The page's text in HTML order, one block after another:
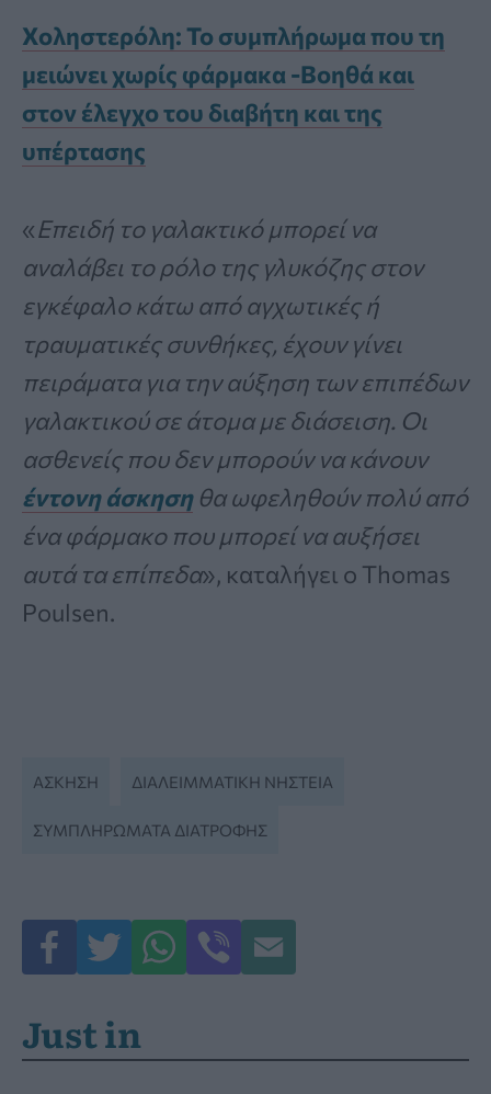
Χοληστερόλη: Το συμπλήρωμα που τη
μειώνει χωρίς φάρμακα -Βοηθά και
στον έλεγχο του διαβήτη και της
υπέρτασης
«Επειδή το γαλακτικό μπορεί να
αναλάβει το ρόλο της γλυκόζης στον
εγκέφαλο κάτω από αγχωτικές ή
τραυματικές συνθήκες, έχουν γίνει
πειράματα για την αύξηση των επιπέδων
γαλακτικού σε άτομα με διάσειση. Οι
ασθενείς που δεν μπορούν να κάνουν
έντονη άσκησηθα ωφεληθούν πολύ από
ένα φάρμακο που μπορεί να αυξήσει
αυτά τα επίπεδα», καταλήγει ο Thomas
Poulsen.
ΆΣΚΗΣΗ ΔΙΑΛΕΙΜΜΑΤΙΚΉ ΝΗΣΤΕΊΑ
ΣΥΜΠΛΗΡΏΜΑΤΑ ΔΙΑΤΡΟΦΉΣ
Just in